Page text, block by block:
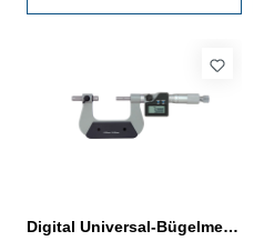
ON/OFF-, ABS/INC-, UNIT-
Messbereich 0 - 25 mm
Digital Universal-Bügelmessschraube 0 - 25 mm mit verschiebbarem Amboss